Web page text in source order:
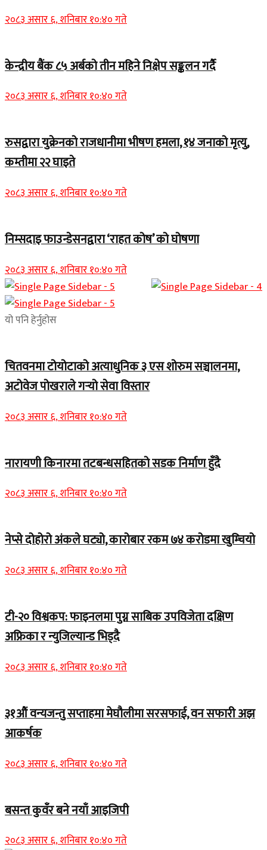
२०८३ असार ६, शनिबार १०:४० गते
केन्द्रीय बैंक ८५ अर्बको तीन महिने निक्षेप सङ्कलन गर्दै
२०८३ असार ६, शनिबार १०:४० गते
रुसद्वारा युक्रेनको राजधानीमा भीषण हमला, १४ जनाको मृत्यु,
कम्तीमा २२ घाइते
२०८३ असार ६, शनिबार १०:४० गते
निम्सदाइ फाउन्डेसनद्वारा ‘राहत कोष’ को घोषणा
२०८३ असार ६, शनिबार १०:४० गते
यो पनि हेर्नुहोस
चितवनमा टोयोटाको अत्याधुनिक ३ एस शोरुम सञ्चालनमा,
अटोवेज पोखराले गर्‍यो सेवा विस्तार
२०८३ असार ६, शनिबार १०:४० गते
नारायणी किनारमा तटबन्धसहितको सडक निर्माण हुँदै
२०८३ असार ६, शनिबार १०:४० गते
नेप्से दोहोरो अंकले घट्यो, कारोबार रकम ७४ करोडमा खुम्चियो
२०८३ असार ६, शनिबार १०:४० गते
टी-२० विश्वकप: फाइनलमा पुग्न साबिक उपविजेता दक्षिण
अफ्रिका र न्युजिल्यान्ड भिड्दै
२०८३ असार ६, शनिबार १०:४० गते
३१औं वन्यजन्तु सप्ताहमा मेघौलीमा सरसफाई, वन सफारी अझ
आकर्षक
२०८३ असार ६, शनिबार १०:४० गते
बसन्त कुवँर बने नयाँ आइजिपी
२०८३ असार ६, शनिबार १०:४० गते